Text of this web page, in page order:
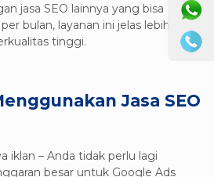
jasa SEO lainnya yang bisa
bulan, layanan ini jelas lebih
tinggi.
Jasa SEO
iklan – Anda tidak perlu lagi
besar untuk Google Ads